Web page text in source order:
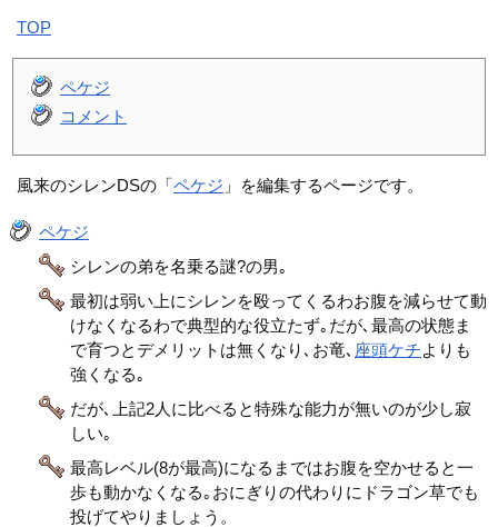
TOP
ペケジ
コメント
風来のシレンDSの「ペケジ 」を編集するページです。
ペケジ
シレンの弟を名乗る謎?の男｡
最初は弱い上にシレンを殴ってくるわお腹を減らせて動
けなくなるわで典型的な役立たず｡だが､最高の状態ま
で育つとデメリットは無くなり､お竜､ 座頭ケチよりも
強くなる｡
だが､上記2人に比べると特殊な能力が無いのが少し寂
しい｡
最高レベル(8が最高)になるまではお腹を空かせると一
歩も動かなくなる｡おにぎりの代わりにドラゴン草でも
投げてやりましょう。